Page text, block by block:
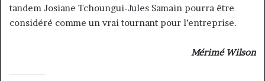
tandem Josiane Tchoungui-Jules Samain pourra être
considéré comme un vrai tournant pour l’entreprise.
Mérimé Wilson